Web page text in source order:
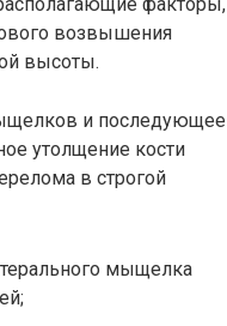
факторы,
возвышения
высоты.
и последующее
утолщение кости
в строгой
мыщелка